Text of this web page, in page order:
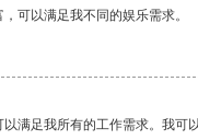
可以满足我不同的娱乐需求。
满足我所有的工作需求。我可